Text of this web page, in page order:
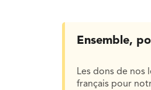
Ensemble,
Les dons de
français pour